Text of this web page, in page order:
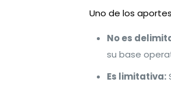
Uno de los
No es
su base
Es limitativa: